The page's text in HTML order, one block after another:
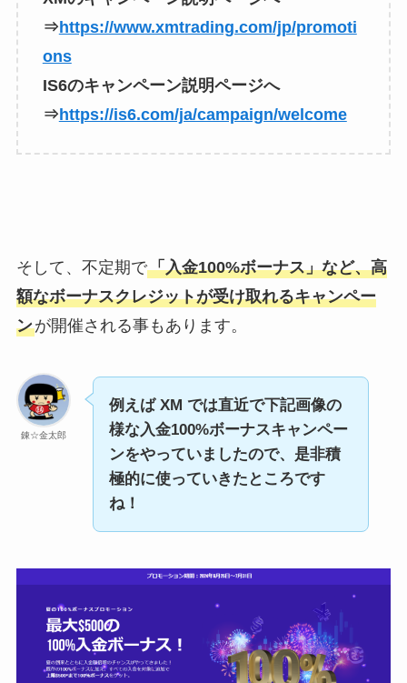
⇒https://www.xmtrading.com/jp/promoti
ons
IS6のキャンペーン説明ページへ
⇒https://is6.com/ja/campaign/welcome
そして、不定期で「入金100%ボーナス」など、高
額なボーナスクレジットが受け取れるキャンペー
ンが開催される事もあります。
錬☆金太郎
例えば XM では直近で下記画像の
様な入金100%ボーナスキャンペー
ンをやっていましたので、是非積
極的に使っていきたところです
ね！